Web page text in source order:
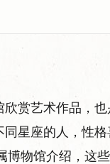
赏艺术作品，
星座的人，性
物馆介绍，这